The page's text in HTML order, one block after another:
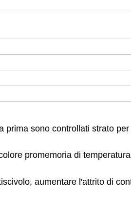
prima sono controllati strato
promemoria di
aumentare l'attrito di